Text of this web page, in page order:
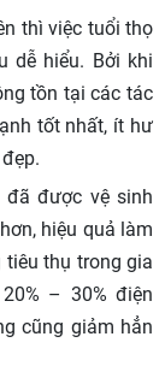
thì việc tuổi thọ
dễ hiểu. Bởi khi
tồn tại các tác
tốt nhất, ít hư
đã được vệ sinh
hiệu quả làm
thụ trong gia
– 30% điện
cũng giảm hẳn